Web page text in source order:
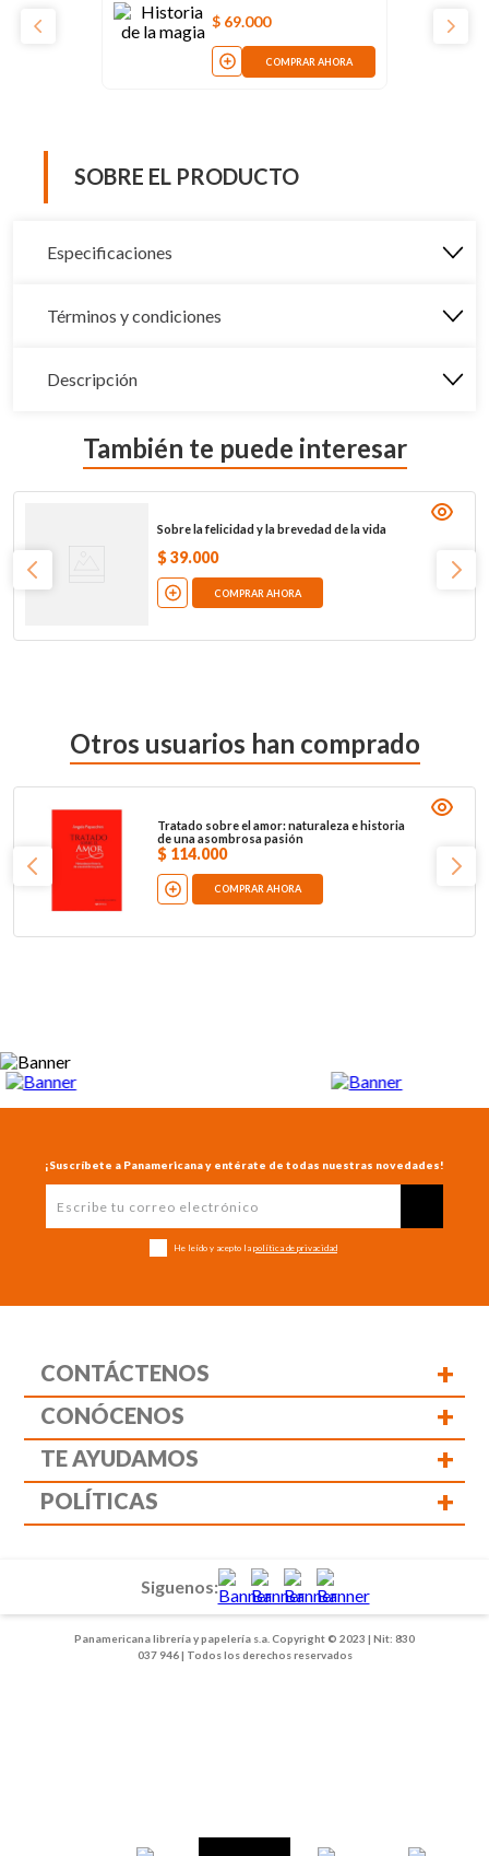
$ 69.000
COMPRAR AHORA
SOBRE EL PRODUCTO
Especificaciones
Términos y condiciones
Descripción
También te puede interesar
Sobre la felicidad y la brevedad de la vida
$ 39.000
COMPRAR AHORA
Otros usuarios han comprado
Tratado sobre el amor: naturaleza e historia
de una asombrosa pasión
$ 114.000
COMPRAR AHORA
¡Suscríbete a Panamericana y entérate de todas nuestras novedades!
He leído y acepto la política de privacidad
CONTÁCTENOS +
CONÓCENOS +
TE AYUDAMOS +
POLÍTICAS +
Panamericana librería y papelería s.a. Copyright © 2023 | Nit: 830
037 946 | Todos los derechos reservados
Siguenos: